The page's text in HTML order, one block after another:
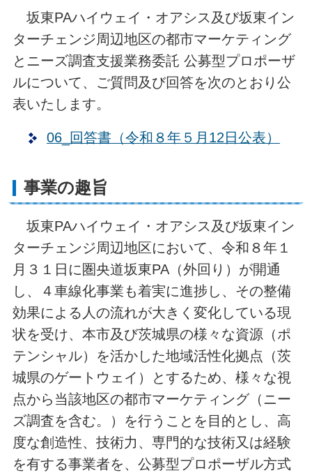
坂東PAハイウェイ・オアシス及び坂東イン
ターチェンジ周辺地区の都市マーケティング
とニーズ調査支援業務委託 公募型プロポーザ
ルについて、ご質問及び回答を次のとおり公
表いたします。
06_回答書（令和８年５月12日公表）
事業の趣旨
坂東PAハイウェイ・オアシス及び坂東イン
ターチェンジ周辺地区において、令和８年１
月３１日に圏央道坂東PA（外回り）が開通
し、４車線化事業も着実に進捗し、その整備
効果による人の流れが大きく変化している現
状を受け、本市及び茨城県の様々な資源（ポ
テンシャル）を活かした地域活性化拠点（茨
城県のゲートウェイ）とするため、様々な視
点から当該地区の都市マーケティング（ニー
ズ調査を含む。）を行うことを目的とし、高
度な創造性、技術力、専門的な技術又は経験
を有する事業者を、公募型プロポーザル方式